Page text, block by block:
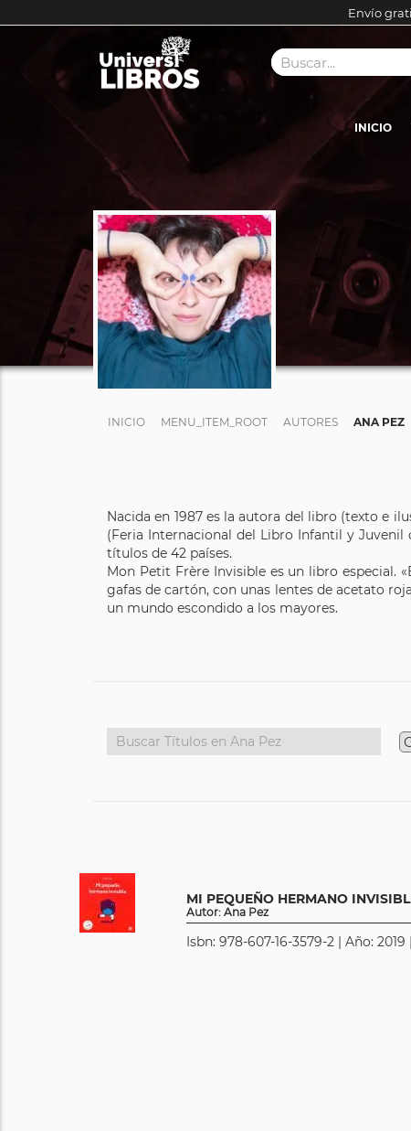
Envío
INICIO
INICIO MENU_ITEM_ROOT AUTORES ANA PEZ
Nacida en 1987 es la autora del libro (texto e
(Feria Internacional del Libro Infantil y Juvenil
títulos de 42 países.
Mon Petit Frère Invisible es un libro especial.
gafas de cartón, con unas lentes de acetato
un mundo escondido a los mayores.
MI PEQUEÑO HERMANO
Autor: Ana Pez
Isbn: 978-607-16-3579-2 | Año: